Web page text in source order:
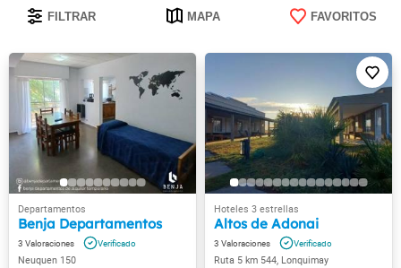
FILTRAR MAPA FAVORITOS
Benja Departamentos
3
Neuquen 150
Altos de Adonai
3
Ruta 5 km 544, Lonquimay